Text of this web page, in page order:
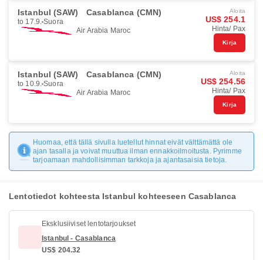
Istanbul (SAW) Casablanca (CMN)
to 17.9. Suora
Air Arabia Maroc
Aloita
US$ 254.1
Hinta/ Pax
Kirja
Istanbul (SAW) Casablanca (CMN)
to 10.9. Suora
Air Arabia Maroc
Aloita
US$ 254.56
Hinta/ Pax
Kirja
Huomaa, että tällä sivulla luetellut hinnat eivät välttämättä ole
ajan tasalla ja voivat muuttua ilman ennakkoilmoitusta. Pyrimme
tarjoamaan mahdollisimman tarkkoja ja ajantasaisia tietoja.
Lentotiedot kohteesta Istanbul kohteeseen Casablanca
Eksklusiiviset lentotarjoukset
Istanbul - Casablanca
US$ 204.32